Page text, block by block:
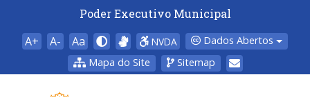
Poder Executivo Municipal
A+ A- Aa NVDA
Dados Abertos
Mapa do Site
Sitemap